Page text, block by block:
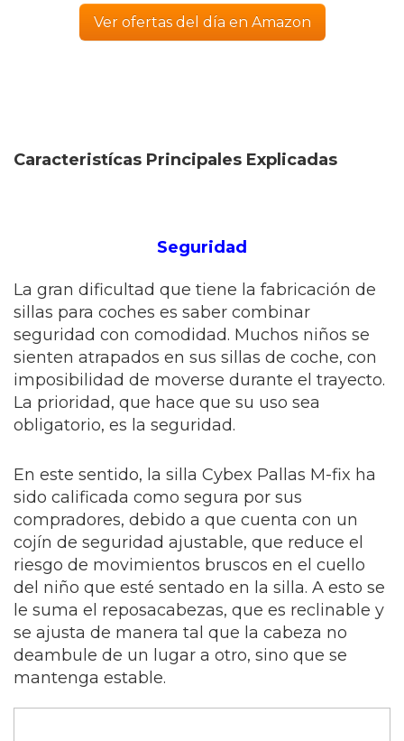
Ver ofertas del día en Amazon
Caracteristícas Principales Explicadas
Seguridad
La gran dificultad que tiene la fabricación de
sillas para coches es saber combinar
seguridad con comodidad. Muchos niños se
sienten atrapados en sus sillas de coche, con
imposibilidad de moverse durante el trayecto.
La prioridad, que hace que su uso sea
obligatorio, es la seguridad.
En este sentido, la silla Cybex Pallas M-fix ha
sido calificada como segura por sus
compradores, debido a que cuenta con un
cojín de seguridad ajustable, que reduce el
riesgo de movimientos bruscos en el cuello
del niño que esté sentado en la silla. A esto se
le suma el reposacabezas, que es reclinable y
se ajusta de manera tal que la cabeza no
deambule de un lugar a otro, sino que se
mantenga estable.